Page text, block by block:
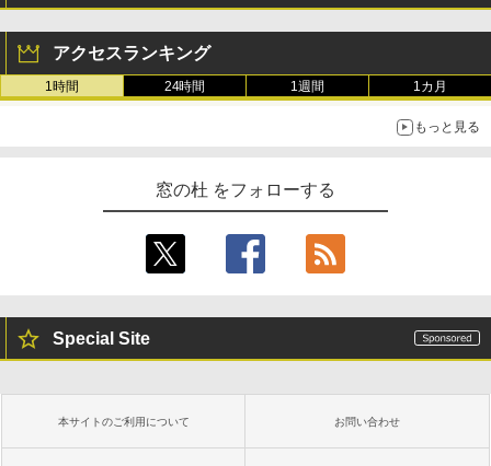
売)
￥39,980
11インチカラーディスプレイ、64GBスト
き、グラファイト
アクセスランキング
1時間 24時間 1週間 1カ月
もっと見る
窓の杜 をフォローする
Special Site
本サイトのご利用について お問い合わせ